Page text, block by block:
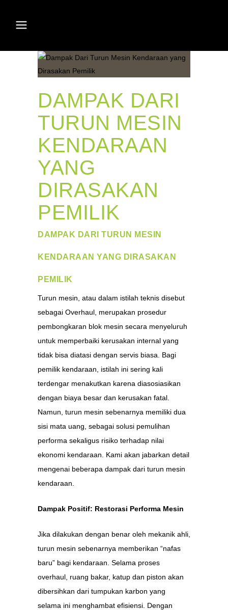
DAMPAK DARI
TURUN MESIN
KENDARAAN
YANG
DIRASAKAN
PEMILIK
DAMPAK DARI TURUN MESIN
KENDARAAN YANG DIRASAKAN
PEMILIK
Turun mesin, atau dalam istilah teknis disebut
sebagai Overhaul, merupakan prosedur
pembongkaran blok mesin secara menyeluruh
untuk memperbaiki kerusakan internal yang
tidak bisa diatasi dengan servis biasa. Bagi
pemilik kendaraan, istilah ini sering kali
terdengar menakutkan karena diasosiasikan
dengan biaya besar dan kerusakan fatal.
Namun, turun mesin sebenarnya memiliki dua
sisi mata uang, sebagai solusi pemulihan
performa sekaligus risiko terhadap nilai
ekonomi kendaraan. Kami akan jabarkan detail
mengenai beberapa dampak dari turun mesin
kendaraan.
Dampak Positif: Restorasi Performa Mesin
Jika dilakukan dengan benar oleh mekanik ahli,
turun mesin sebenarnya memberikan “nafas
baru” bagi kendaraan. Selama proses
overhaul, ruang bakar, katup dan piston akan
dibersihkan dari tumpukan karbon yang
selama ini menghambat efisiensi. Dengan